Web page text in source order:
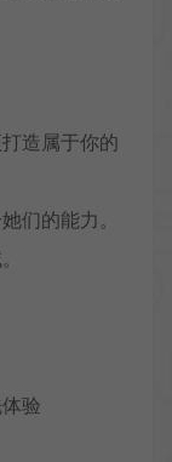
造属于你的
们的能力。
验